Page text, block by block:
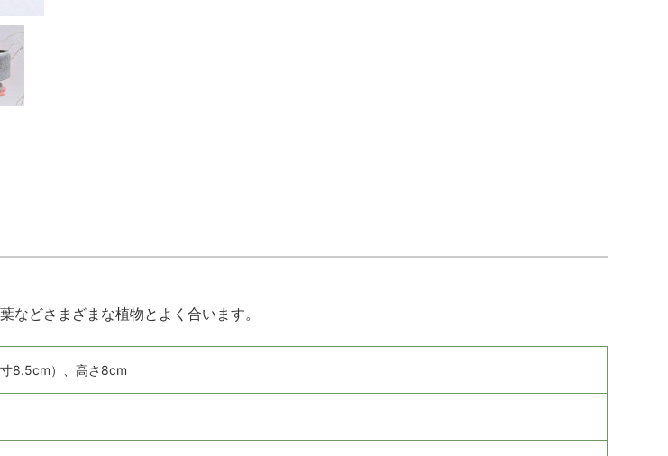
などさまざまな植物とよく合います。
8.5cm）、高さ8cm